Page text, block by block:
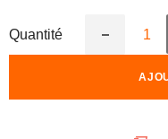
Quantité
Réduire
la